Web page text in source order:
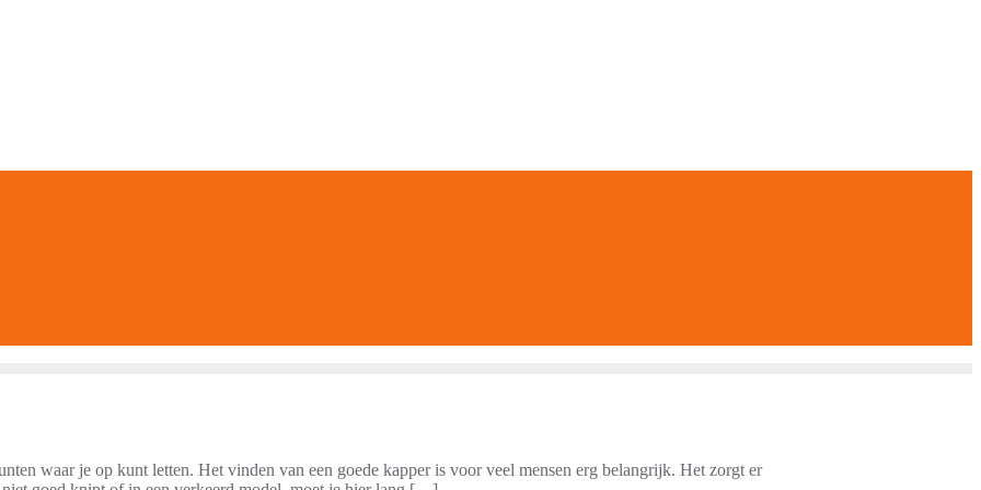
waar je op kunt letten. Het vinden van een goede kapper is voor veel mensen erg belangrijk. Het zorgt er